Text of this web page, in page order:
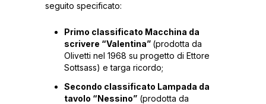
seguito specificato:
Primo classificato Macchina da
scrivere “Valentina” (prodotta da
Olivetti nel 1968 su progetto di Ettore
Sottsass) e targa ricordo;
Secondo classificato Lampada da
tavolo “Nessino” (prodotta da